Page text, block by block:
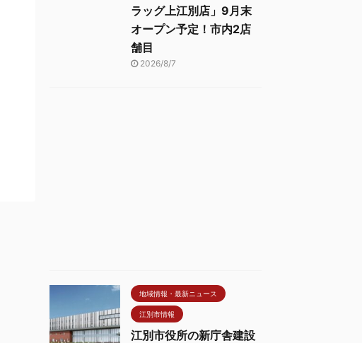
ラッグ上江別店」9月末
オープン予定！市内2店
舗目
2026/8/7
地域情報・最新ニュース
江別市情報
江別市役所の新庁舎建設